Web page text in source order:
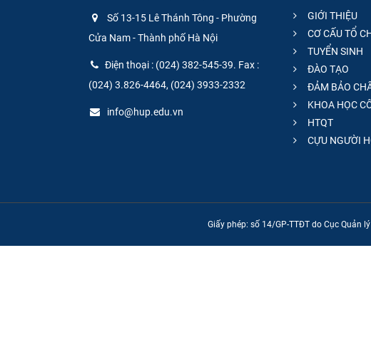
Số 13-15 Lê Thánh Tông - Phường
Cửa Nam - Thành phố Hà Nội
Điện thoại : (024) 382-545-39. Fax :
(024) 3.826-4464, (024) 3933-2332
info@hup.edu.vn
GIỚI THIỆU
CƠ CẤU TỔ
TUYỂN SINH
ĐÀO TẠO
ĐẢM BẢO
KHOA HỌC
HTQT
CỰU NGƯỜI
Giấy phép: số 14/GP-TTĐT do Cục Quản